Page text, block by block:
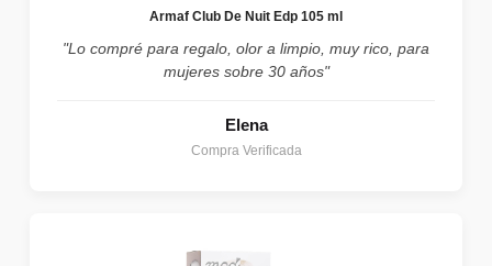
Armaf Club De Nuit Edp 105 ml
"Lo compré para regalo, olor a limpio, muy rico, para
mujeres sobre 30 años"
Elena
Compra Verificada